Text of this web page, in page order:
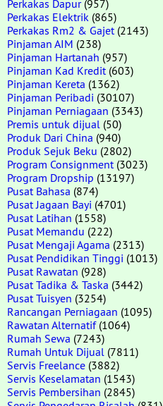
Perkakas Dapur(957)
Perkakas Elektrik (865)
Perkakas Rm2 & Gajet (2143)
Pinjaman AIM (238)
Pinjaman Hartanah (957)
Pinjaman Kad Kredit (603)
Pinjaman Kereta (1362)
Pinjaman Peribadi (30107)
Pinjaman Perniagaan (3343)
Premis untuk dijual (50)
Produk Dari China (940)
Produk Sejuk Beku (2802)
Program Consignment (3023)
Program Dropship (13197)
Pusat Bahasa (874)
Pusat Jagaan Bayi (4701)
Pusat Latihan (1558)
Pusat Memandu (222)
Pusat Mengaji Agama (2313)
Pusat Pendidikan Tinggi (1013)
Pusat Rawatan (928)
Pusat Tadika & Taska (3442)
Pusat Tuisyen (3254)
Rancangan Perniagaan (1095)
Rawatan Alternatif(1064)
Rumah Sewa (7243)
Rumah Untuk Dijual (7811)
Servis Freelance (3882)
Servis Keselamatan (1543)
Servis Pembersihan (2845)